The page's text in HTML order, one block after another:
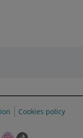
Cookies policy